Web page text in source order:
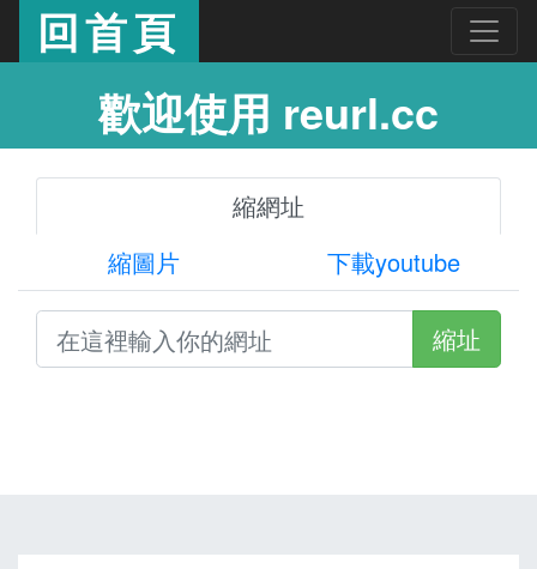
回首頁
歡迎使用 reurl.cc
縮網址
縮圖片
下載youtube
縮址